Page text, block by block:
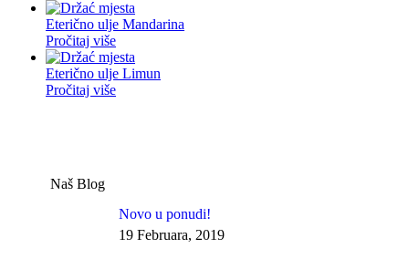
Eterično ulje Mandarina
Pročitaj više
Eterično ulje Limun
Pročitaj više
Naš Blog
Novo u ponudi!
19 Februara, 2019